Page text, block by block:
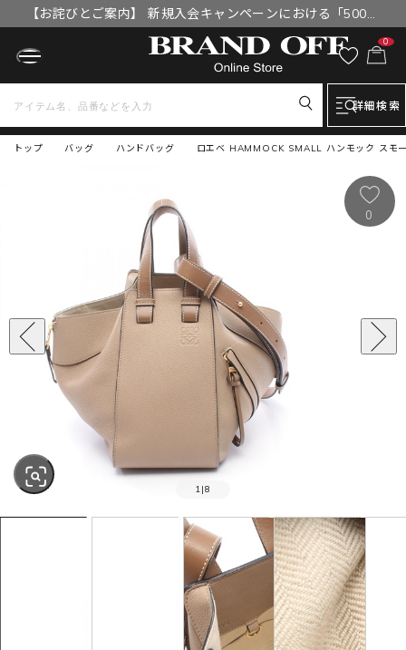
【お詫びとご案内】 新規入会キャンペーンにおける「500円
OFFクーポン」付与漏れと補填について
0
詳細検索
トップ ロエベ HAMMOCK SMALL ハンモック スモ
バッグ ハンドバッグ
SOLD OUT
1 |8
0